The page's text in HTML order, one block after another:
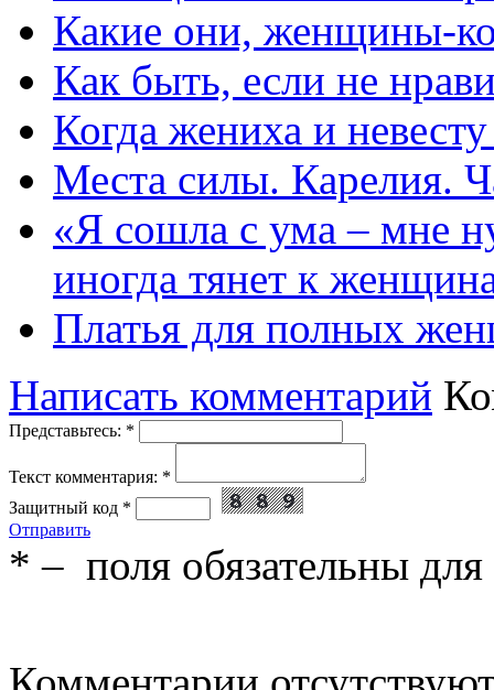
Какие они, женщины-
Как быть, если не
Когда жениха и
Места силы. Карелия.
«Я сошла с ума – мне
иногда тянет к
Платья для полных
Написать комментарий
Представьтесь: *
Текст комментария: *
Защитный код *
Отправить
* – поля обязательны для